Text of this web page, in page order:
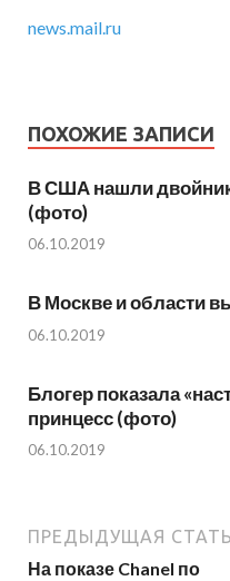
news.mail.ru
ПОХОЖИЕ ЗАПИСИ
В США нашли
(фото)
06.10.2019
В Москве и области
06.10.2019
Блогер показала
принцесс (фото)
06.10.2019
ПРЕДЫДУЩАЯ
На показе Chanel по